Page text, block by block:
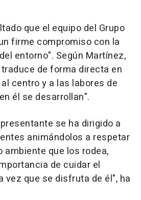
que el equipo del Grupo
firme compromiso con la
entorno". Según Martínez,
de forma directa en
centro y a las labores de
él se desarrollan".
se ha dirigido a
animándolos a respetar
ambiente que los rodea,
de cuidar el
vez que se disfruta de él", ha